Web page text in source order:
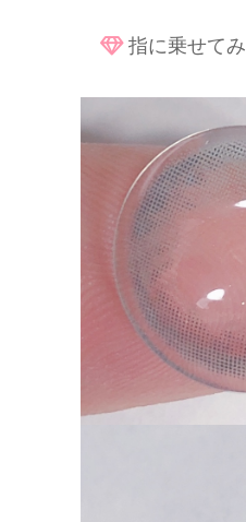
指に乗せて